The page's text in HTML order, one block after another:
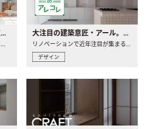
リノベーションで人気の間取りとは？トレンドの間取りと実例を徹底解説
リノベーション(リノベ)のプランニングで一番最初に決めるのは..
大注目の建築意匠・アール。人気の理由と空間に取り入れるポイント
リノベーションで近年注目が集まる建築意匠の一つであるアール..
デザイン